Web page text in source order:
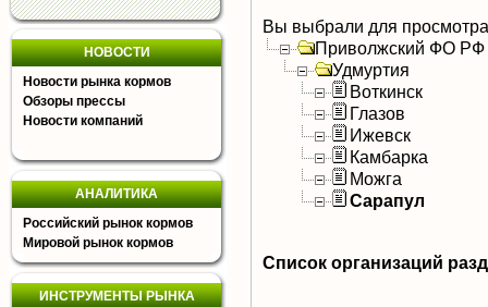
НОВОСТИ
Новости рынка кормов
Обзоры прессы
Новости компаний
АНАЛИТИКА
Российский рынок кормов
Мировой рынок кормов
ИНСТРУМЕНТЫ РЫНКА
Вы выбрали для
Приволжский ФО РФ
Удмуртия
Воткинск
Глазов
Ижевск
Камбарка
Можга
Сарапул
Список организаций